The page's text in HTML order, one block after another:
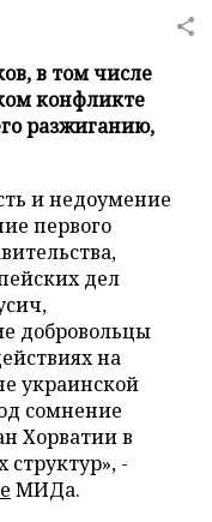
в том числе
конфликте
разжиганию,
и недоумение
первого
дел
добровольцы
на
украинской
сомнение
Хорватии в
-
МИДа.